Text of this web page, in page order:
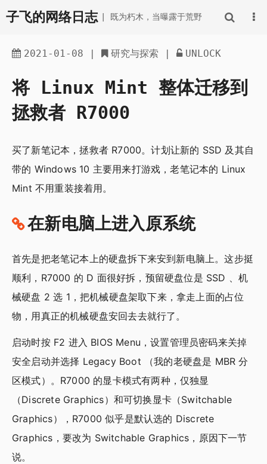
子飞的网络日志 | 既为朽木，当曝露于荒野
2021-01-08 | 研究与探索 | UNLOCK
将 Linux Mint 整体迁移到
拯救者 R7000
买了新笔记本，拯救者 R7000。计划让新的 SSD 及其自
带的 Windows 10 主要用来打游戏，老笔记本的 Linux
Mint 不用重装接着用。
在新电脑上进入原系统
首先是把老笔记本上的硬盘拆下来安到新电脑上。这步挺
顺利，R7000 的 D 面很好拆，预留硬盘位是 SSD 、机
械硬盘 2 选 1，把机械硬盘架取下来，拿走上面的占位
物，用真正的机械硬盘安回去去就行了。
启动时按 F2 进入 BIOS Menu，设置管理员密码来关掉
安全启动并选择 Legacy Boot （我的老硬盘是 MBR 分
区模式）。R7000 的显卡模式有两种，仅独显
（Discrete Graphics）和可切换显卡（Switchable
Graphics），R7000 似乎是默认选的 Discrete
Graphics，要改为 Switchable Graphics，原因下一节
说。